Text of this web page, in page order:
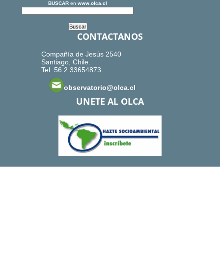
BUSCAR en www.olca.cl
CONTACTANOS
Compañía de Jesús 2540
Santiago, Chile.
Tel: 56.2.33654873
observatorio@olca.cl
UNETE AL OLCA